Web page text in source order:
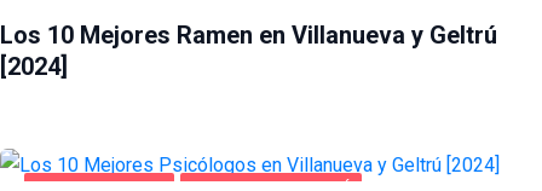
Los 10 Mejores Ramen en Villanueva y Geltrú
[2024]